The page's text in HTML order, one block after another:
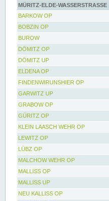
MÜRITZ-ELDE-WASSERSTRASSE
BARKOW OP
BOBZIN OP
BUROW
DÖMITZ OP
DÖMITZ UP
ELDENA OP
FINDENWIRUNSHIER OP
GARWITZ UP
GRABOW OP
GÜRITZ OP
KLEIN LAASCH WEHR OP
LEWITZ OP
LÜBZ OP
MALCHOW WEHR OP
MALLISS OP
MALLISS UP
NEU KALLISS OP